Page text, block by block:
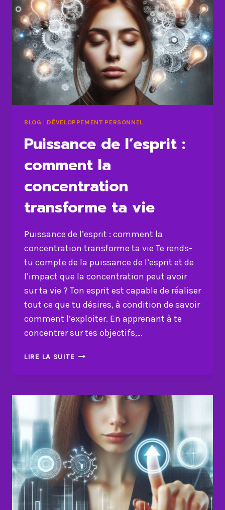
BLOG | DÉVELOPPEMENT PERSONNEL
Puissance de l’esprit :
comment la
concentration
transforme ta vie
Puissance de l’esprit : comment la
concentration transforme ta vie Te rends-
tu compte de la puissance de l’esprit et de
l’impact que la concentration peut avoir
sur ta vie ? Ton esprit est capable de réaliser
tout ce que tu désires, à condition de savoir
comment l’exploiter. En apprenant à te
concentrer sur tes objectifs,…
LIRE LA SUITE PUISSANCE
COMMENT
CONCENTRATION
TRANSFORME
TA
VIE